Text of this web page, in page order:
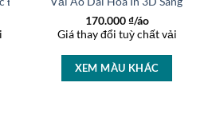
170.000₫/áo
Giá thay đổi tuỳ chất vải
XEM MÀU KHÁC